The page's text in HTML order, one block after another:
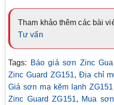
Tham khảo thêm các bài
Tư vấn
Tags: Báo giá sơn Zinc
Zinc Guard ZG151, Địa chỉ
Giá sơn mạ kẽm lạnh ZG151
Zinc Guard ZG151, Mua